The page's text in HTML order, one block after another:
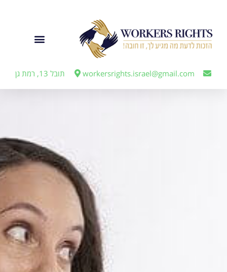
workersrights.israel@gmail.com תובל 13, רמת גן